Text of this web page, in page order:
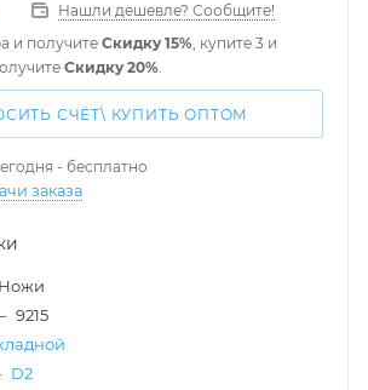
Нашли дешевле? Сообщите!
и получите Скидку 15%, купите 3 и
Скидку 20%.
СЧЁТ\ КУПИТЬ ОПТОМ
- бесплатно
заказа
Ножи
9215
D2